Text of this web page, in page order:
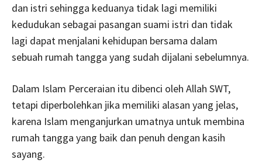
dan istri sehingga keduanya tidak lagi memiliki
kedudukan sebagai pasangan suami istri dan tidak
lagi dapat menjalani kehidupan bersama dalam
sebuah rumah tangga yang sudah dijalani sebelumnya.
Dalam Islam Perceraian itu dibenci oleh Allah SWT,
tetapi diperbolehkan jika memiliki alasan yang jelas,
karena Islam menganjurkan umatnya untuk membina
rumah tangga yang baik dan penuh dengan kasih
sayang.